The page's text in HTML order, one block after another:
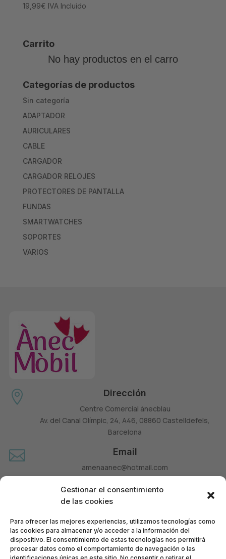
Gestionar el consentimiento
de las cookies
Para ofrecer las mejores experiencias, utilizamos tecnologías como
las cookies para almacenar y/o acceder a la información del
dispositivo. El consentimiento de estas tecnologías nos permitirá
procesar datos como el comportamiento de navegación o las
19,99€ IVA Incluido
Carrito
No hay productos en el carro
Categorías de productos
Sin categoría
ADAPTADOR
AURICULARES
CABLE
CARGADOR
CARGADOR RELOJES
PROTECTORES DE PANTALLA
FUNDAS
SMARTWATCHES
SOPORTES
VARIOS
 Dirección
Centre Comercial ànecblau
Av. del Canal Olímpic, 24, A46, 08860 Castelldefels,
Barcelona
 Email
amenaanec@hotmail.com
Teléfono
660 677 963